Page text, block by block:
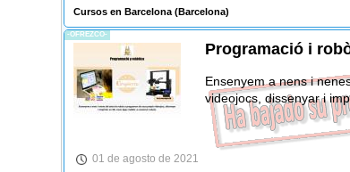
Cursos en Barcelona(Barcelona)
-OFREZCO-
Programació i
Ensenyem a nens i
videojocs, dissenyar i
01 de agosto de 2021